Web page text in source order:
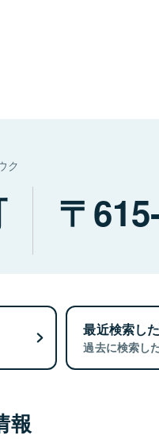
ク
最近検索し
過去に検索し
報